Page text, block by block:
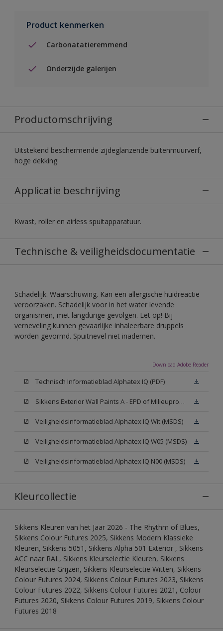
Product kenmerken
Carbonatatieremmend
Onderzijde galerijen
Productomschrijving
Uitstekend beschermende zijdeglanzende buitenmuurverf,
hoge dekking.
Applicatie beschrijving
Kwast, roller en airless spuitapparatuur.
Technische & veiligheidsdocumentatie
Schadelijk. Waarschuwing. Kan een allergische huidreactie
veroorzaken. Schadelijk voor in het water levende
organismen, met langdurige gevolgen. Let op! Bij
verneveling kunnen gevaarlijke inhaleerbare druppels
worden gevormd. Spuitnevel niet inademen.
Download Adobe Reader
Technisch Informatieblad Alphatex IQ (PDF)
Sikkens Exterior Wall Paints A - EPD of Milieuproductverklaring
Veiligheidsinformatieblad Alphatex IQ Wit (MSDS)
Veiligheidsinformatieblad Alphatex IQ W05 (MSDS)
Veiligheidsinformatieblad Alphatex IQ N00 (MSDS)
Kleurcollectie
Sikkens Kleuren van het Jaar 2026 - The Rhythm of Blues,
Sikkens Colour Futures 2025, Sikkens Modern Klassieke
Kleuren, Sikkens 5051, Sikkens Alpha 501 Exterior , Sikkens
ACC naar RAL, Sikkens Kleurselectie Kleuren, Sikkens
Kleurselectie Grijzen, Sikkens Kleurselectie Witten, Sikkens
Colour Futures 2024, Sikkens Colour Futures 2023, Sikkens
Colour Futures 2022, Sikkens Colour Futures 2021, Colour
Futures 2020, Sikkens Colour Futures 2019, Sikkens Colour
Futures 2018